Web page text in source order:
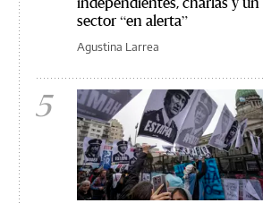
sector “en alerta”
Agustina Larrea
5